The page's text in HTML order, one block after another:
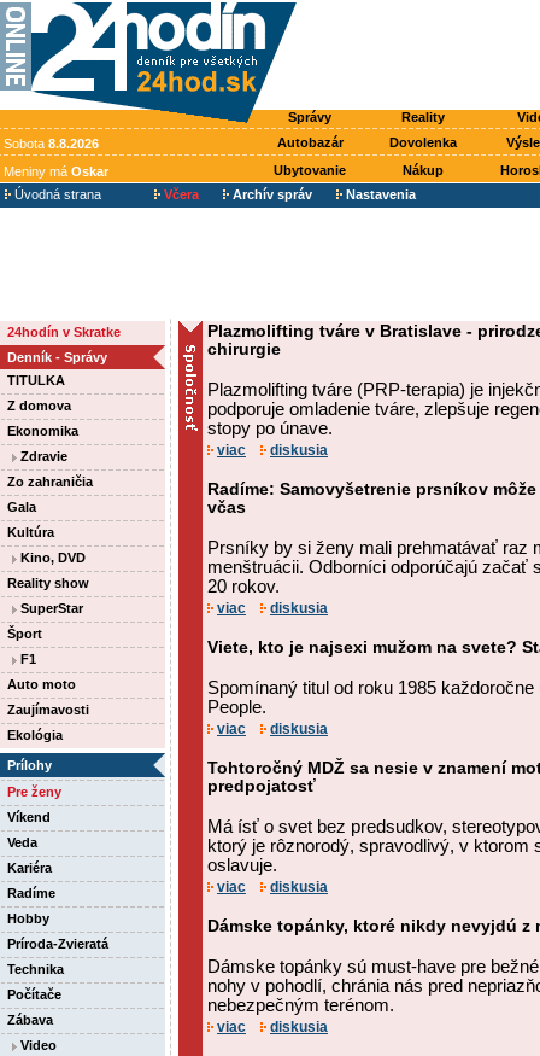
Správy Reality
Sobota 8.8.2026 Autobazár Dovolenka
Meniny má Oskar Ubytovanie Nákup
Úvodná strana
Včera Archív správ Nastavenia
24hodín v Skratke
Denník - Správy
TITULKA
Z domova
Ekonomika
Zdravie
Zo zahraničia
Gala
Kultúra
Kino, DVD
Reality show
SuperStar
Šport
F1
Auto moto
Zaujímavosti
Ekológia
Prílohy
Pre ženy
Víkend
Veda
Kariéra
Radíme
Hobby
Príroda-Zvieratá
Technika
Počítače
Zábava
Video
Plazmolifting tváre v Bratislave -
chirurgie
Plazmolifting tváre (PRP-terapia) je
podporuje omladenie tváre, zlepšuje
stopy po únave.
viac diskusia
Radíme: Samovyšetrenie prsníkov
včas
Prsníky by si ženy mali prehmatávať raz
menštruácii. Odborníci odporúčajú začať
20 rokov.
viac diskusia
Viete, kto je najsexi mužom na svete?
Spomínaný titul od roku 1985
People.
viac diskusia
Tohtoročný MDŽ sa nesie v znamení
predpojatosť
Má ísť o svet bez predsudkov,
ktorý je rôznorodý, spravodlivý, v ktorom
oslavuje.
viac diskusia
Dámske topánky, ktoré nikdy nevyjdú z
Dámske topánky sú must-have pre
nohy v pohodlí, chránia nás pred
nebezpečným terénom.
viac diskusia